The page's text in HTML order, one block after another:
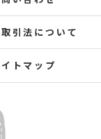
引法について
トマップ